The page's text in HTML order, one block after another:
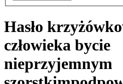
Hasło
człowieka bycie
nieprzyjemnym